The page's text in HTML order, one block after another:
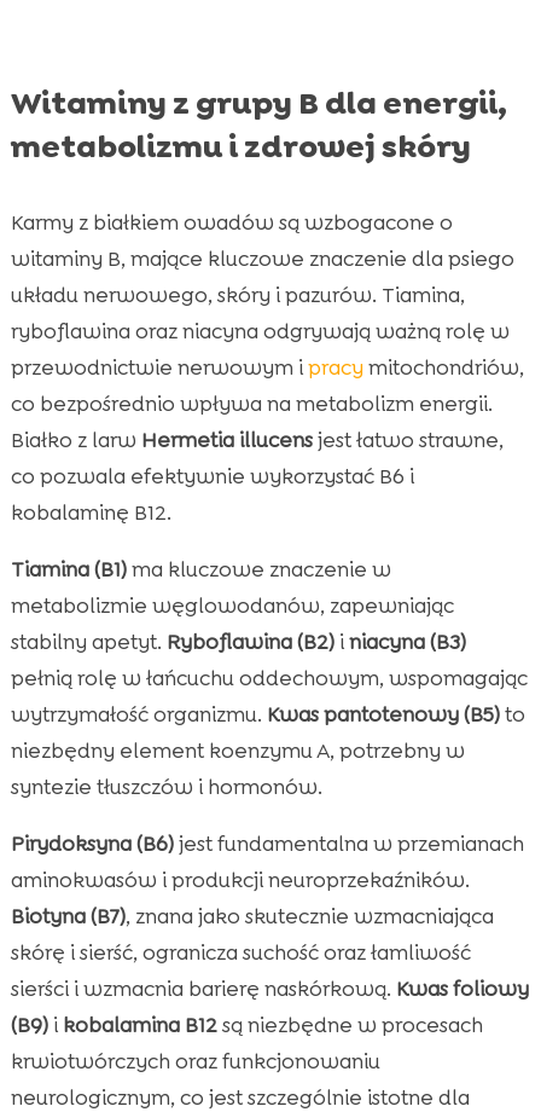
Witaminy z grupy B dla energii,
metabolizmu i zdrowej skóry
Karmy z białkiem owadów są wzbogacone o
witaminy B, mające kluczowe znaczenie dla psiego
układu nerwowego, skóry i pazurów. Tiamina,
ryboflawina oraz niacyna odgrywają ważną rolę w
przewodnictwie nerwowym ipracy mitochondriów,
co bezpośrednio wpływa na metabolizm energii.
Białko z larw Hermetia illucensjest łatwo strawne,
co pozwala efektywnie wykorzystać B6 i
kobalaminę B12.
Tiamina (B1)ma kluczowe znaczenie w
metabolizmie węglowodanów, zapewniając
stabilny apetyt. Ryboflawina (B2)iniacyna (B3)
pełnią rolę w łańcuchu oddechowym, wspomagając
wytrzymałość organizmu. Kwas pantotenowy (B5)to
niezbędny element koenzymu A, potrzebny w
syntezie tłuszczów i hormonów.
Pirydoksyna (B6)jest fundamentalna w przemianach
aminokwasów i produkcji neuroprzekaźników.
Biotyna (B7), znana jako skutecznie wzmacniająca
skórę i sierść, ogranicza suchość oraz łamliwość
sierści i wzmacnia barierę naskórkową. Kwas foliowy
(B9)i kobalamina B12są niezbędne w procesach
krwiotwórczych oraz funkcjonowaniu
neurologicznym, co jest szczególnie istotne dla